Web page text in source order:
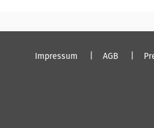
Impressum AGB